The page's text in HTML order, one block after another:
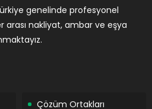
genelinde profesyonel
arası nakliyat, ambar ve eşya
Çözüm Ortakları